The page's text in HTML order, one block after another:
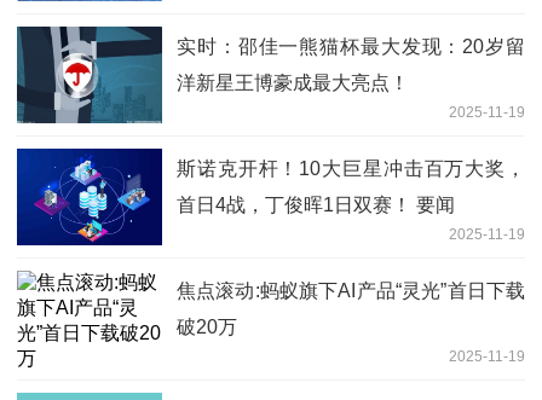
实时：邵佳一熊猫杯最大发现：20岁留
洋新星王博豪成最大亮点！
2025-11-19
斯诺克开杆！10大巨星冲击百万大奖，
首日4战，丁俊晖1日双赛！ 要闻
2025-11-19
焦点滚动:蚂蚁旗下AI产品“灵光”首日下载
破20万
2025-11-19